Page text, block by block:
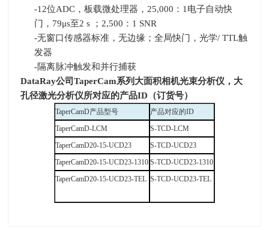
-12位ADC ，板载微处理器， 25,000 ： 1 电子自动快
门， 79μs至2 s ； 2,500 ： 1 SNR
-无窗口传感器标准，无边缘；全局快门，光学/ TTL触
发器
-隔离脉冲触发和并行捕获
DataRay公司TaperCam系列大面积相机光束分析仪，大
孔径激光分析仪所对应的产品ID （订货号）
TaperCamD产品型号 产品对应的ID
TaperCamD-LCM
S-TCD-LCM
TaperCamD20-15-UCD23
S-TCD-UCD23
TaperCamD20-15-UCD23-1310 S-TCD-UCD23-1310
TaperCamD20-15-UCD23-TEL S-TCD-UCD23-TEL